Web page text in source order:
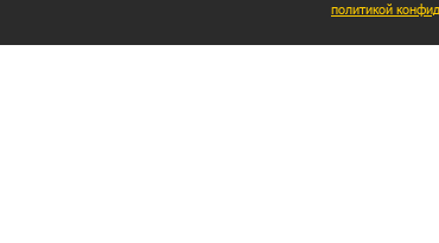
политикой